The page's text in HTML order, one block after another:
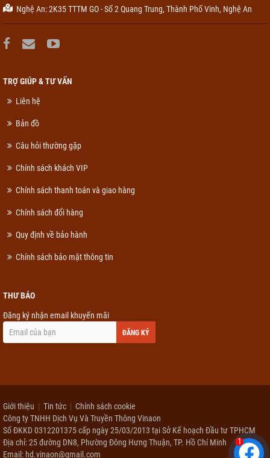
Nghệ An: 2K35 TTTM GO - Số 2 Quang Trung, Thành Phố Vinh, Nghệ An
TRỢ GIÚP & TƯ VẤN
Liên hệ
Bản đồ
Câu hỏi thường gặp
Chính sách khách VIP
Chính sách thanh toán và giao hàng
Chính sách đổi hàng
Quy định về bảo hành
Chính sách bảo mật thông tin
THƯ BÁO
Đăng ký nhận email khuyến mãi
ĐĂNG KÝ
Giới thiệu Tin tức
Chính sách cookie
Công ty TNHH Dịch Vụ Và Truyền Thông Vinaon
Số ĐKKD 0312201375 cấp ngày 25/03/2013 tại Sở Kế hoạch Đầu tư TPHCM
Địa chỉ: 25 đường DN8, Phường Đông Hưng Thuận, TP. Hồ Chí Minh
Email: hd.vinaon@gmail.com
1